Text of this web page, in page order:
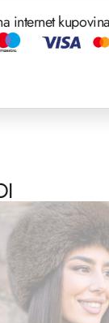
internet